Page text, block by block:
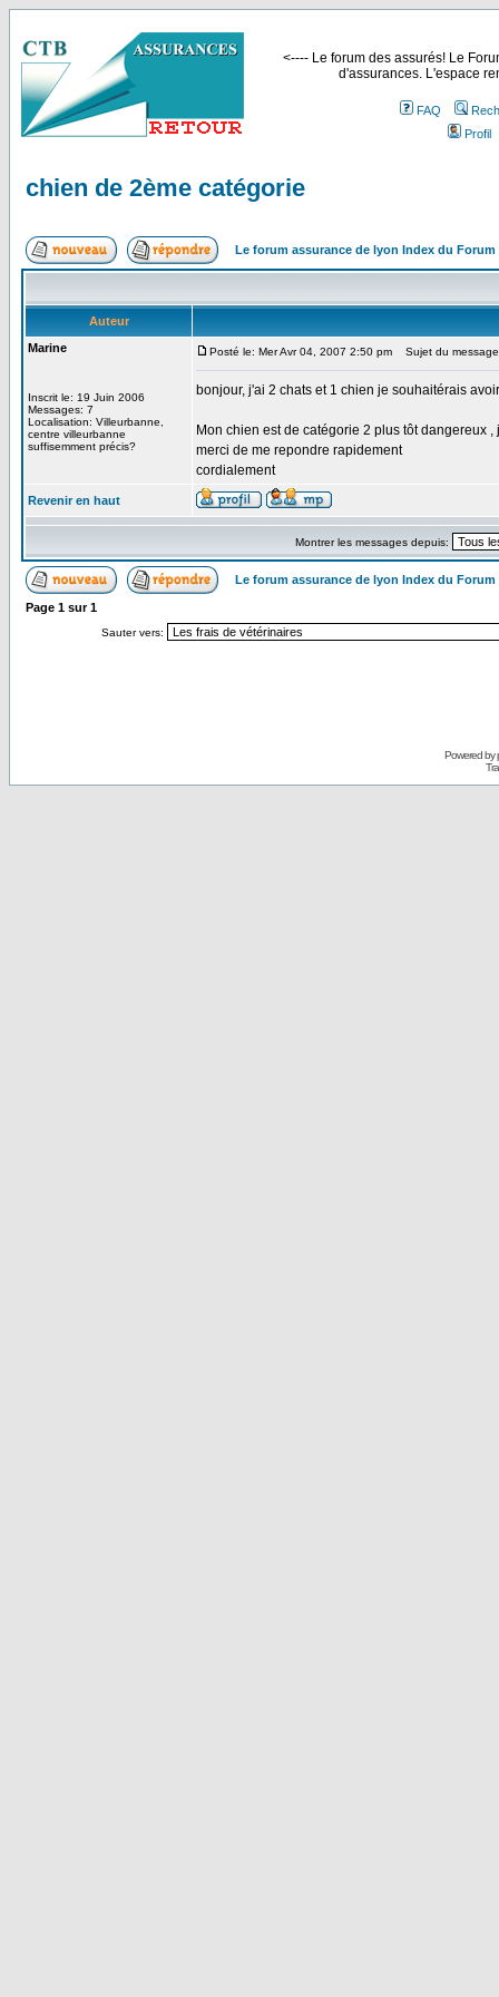
<---- Le forum des assurés! Le
d'assurances. L'espace
FAQ
Profil
chien de 2ème catégorie
Le forum assurance de lyon Index du Forum
Auteur
Marine
Inscrit le: 19 Juin 2006
Messages: 7
Localisation: Villeurbanne,
centre villeurbanne
suffisemment précis?
Posté le: Mer Avr 04, 2007 2:50 pm Sujet du
bonjour, j'ai 2 chats et 1 chien je souhaitérais
Mon chien est de catégorie 2 plus tôt dangereux
merci de me repondre rapidement
cordialement
Revenir en haut
Montrer les messages depuis:
Le forum assurance de lyon Index du Forum
Page 1 sur1
Sauter vers:
Powered by